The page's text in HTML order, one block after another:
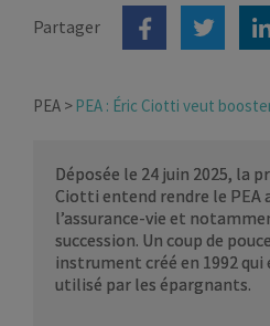
Partager
PEA PEA : Éric Ciotti veut
Déposée le 24 juin 2025, la
Ciotti entend rendre le PEA
l’assurance-vie et
succession. Un coup de
instrument créé en 1992 qui
utilisé par les épargnants.